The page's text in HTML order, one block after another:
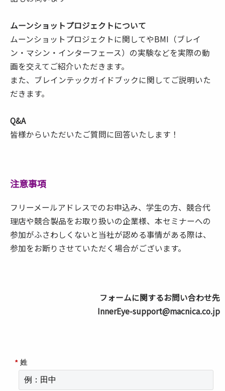
ムーンショットプロジェクトについて
ムーンショットプロジェクトに関してやBMI（ブレイ
ン・マシン・インターフェース）の実験などを実際の動
画を交えてご紹介いただきます。
また、ブレインテックガイドブックに関してご説明いた
だきます。
Q&A
皆様からいただいたご質問に回答いたします！
注意事項
フリーメールアドレスでのお申込み、学生の方、競合代
理店や競合製品をお取り扱いの企業様、本セミナーへの
参加がふさわしくないと当社が認める事情がある際は、
参加をお断りさせていただく場合がございます。
フォームに関するお問い合わせ先
InnerEye-support@macnica.co.jp
* 姓